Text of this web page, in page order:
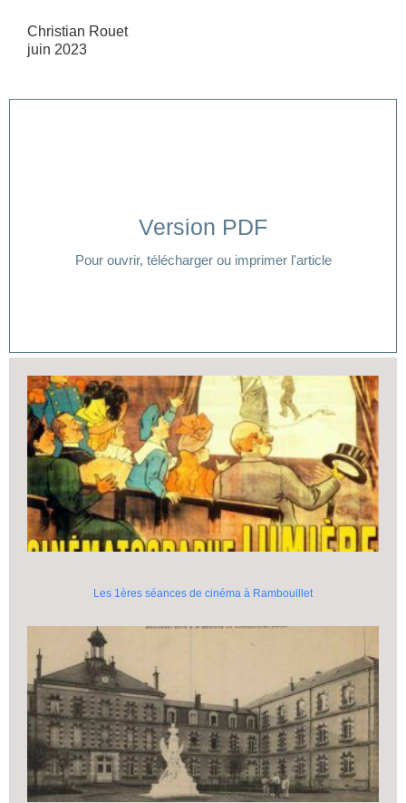
Christian Rouet
juin 2023
Version PDF
Pour ouvrir, télécharger ou imprimer l'article
Cliquer ici
Les 1ères séances de cinéma à Rambouillet